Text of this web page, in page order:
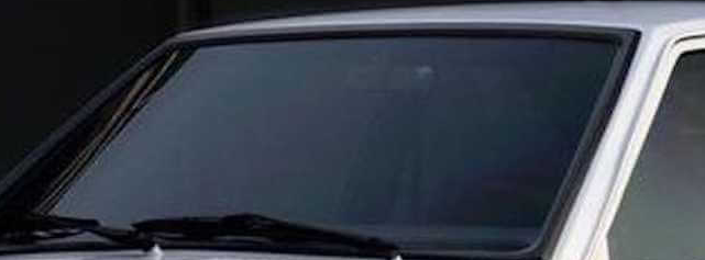
дороги и лёгкое бездорожье. Однако:
настоящим внедорожником: усиленная подвеска и
на экстремальный офф-роуд.
что улучшает комфорт, но может
на жёстком бездорожье.
амортизаторов и шаровых опор обязательна каждые